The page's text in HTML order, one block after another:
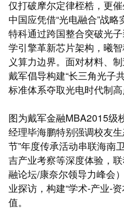
仅打破摩尔定律桎梏，更催
中国应凭借“光电融合”战
特科通过跨国整合突破光
学引擎革新芯片架构，曦
义算力边界。面对材料、
戴军倡导构建“长三角光子
标准体系夺取光电时代制高
图为戴军金融MBA2015级
经理毕海鹏特别强调校友
节”年度传承活动串联海南
吉产业考察等深度体验，
融论坛/康奈尔领导力峰会
业探访，构建“学术-产业-
值。